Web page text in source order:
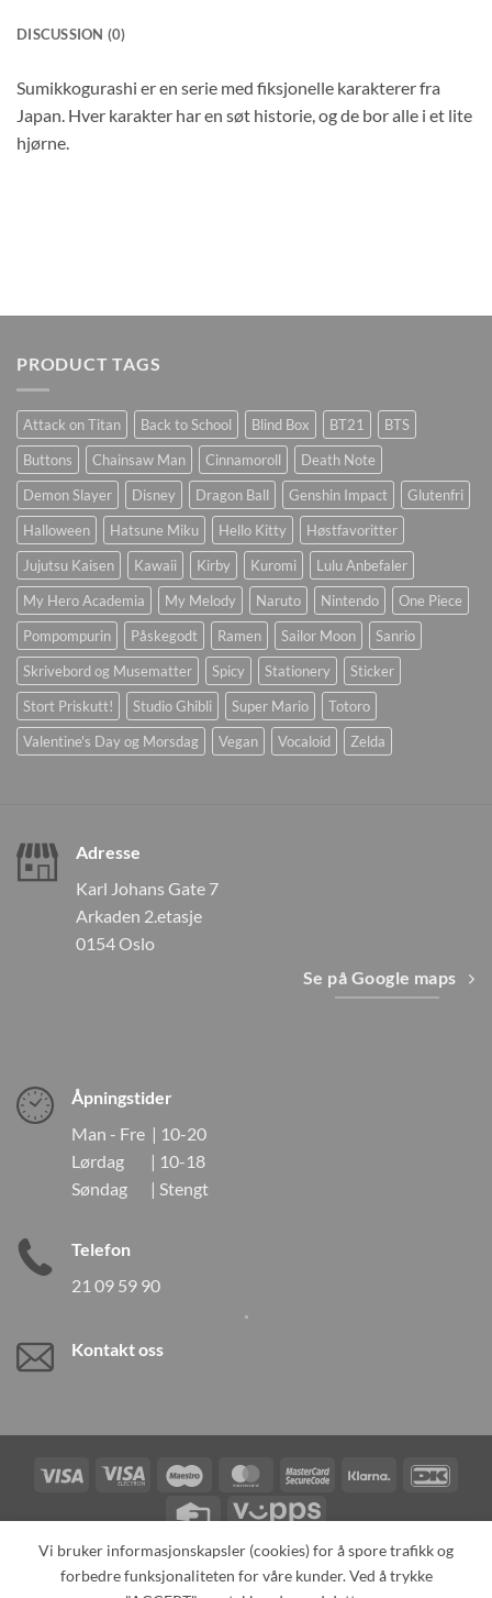
DISCUSSION (0)
Sumikkogurashi er en serie med fiksjonelle karakterer fra
Japan. Hver karakter har en søt historie, og de bor alle i et lite
hjørne.
PRODUCT TAGS
Attack on Titan Back to School Blind Box BT21
BTS
Buttons
Chainsaw Man Cinnamoroll
Death Note
Demon Slayer
Disney Dragon Ball Genshin Impact
Glutenfri
Halloween
Hatsune Miku Hello Kitty
Høstfavoritter
Jujutsu Kaisen
Kawaii Kirby Kuromi
Lulu Anbefaler
My Hero Academia
My Melody Naruto Nintendo
One Piece
Pompompurin
Påskegodt Ramen Sailor Moon
Sanrio
Skrivebord og Musematter
Spicy Stationery
Sticker
Stort Priskutt!
Studio Ghibli Super Mario
Totoro
Valentine's Day og Morsdag
Vegan Vocaloid Zelda
Adresse
Karl Johans Gate 7
Arkaden 2.etasje
0154 Oslo
Se på Google maps
Åpningstider
Man - Fre | 10-20
Lørdag | 10-18
Søndag | Stengt
Telefon
21 09 59 90
Kontakt oss
Visa
Visa
Electron
Maestro MasterCardMasterCardKlarna
Credit
Vipps
TILBAKEKALLINGER KONTAKT OSS
OM OSS
Vi bruker informasjonskapsler (cookies) for å spore trafikk og
forbedre funksjonaliteten for våre kunder. Ved å trykke